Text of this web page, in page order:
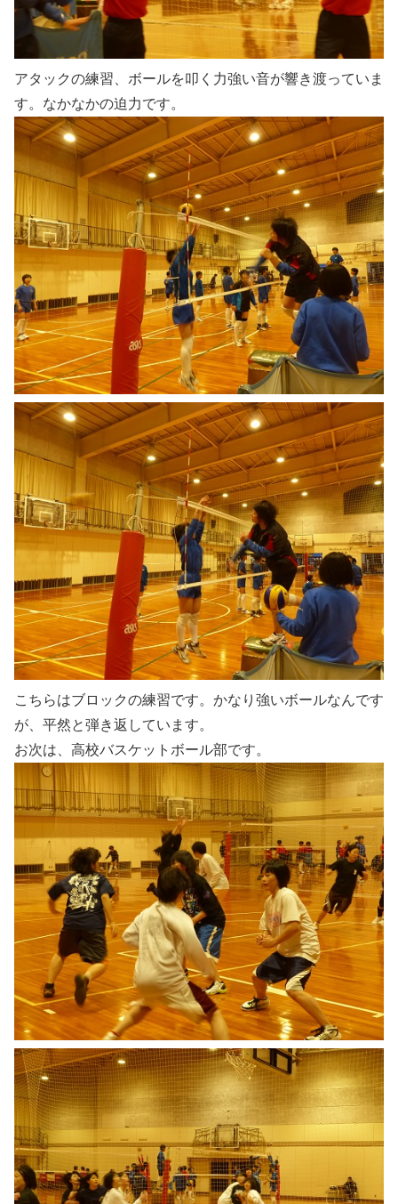
アタックの練習、ボールを叩く力強い音が響き渡っていま
す。なかなかの迫力です。
こちらはブロックの練習です。かなり強いボールなんです
が、平然と弾き返しています。
お次は、高校バスケットボール部です。